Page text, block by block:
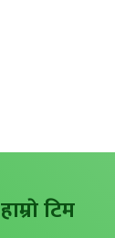
हाम्राे टिम